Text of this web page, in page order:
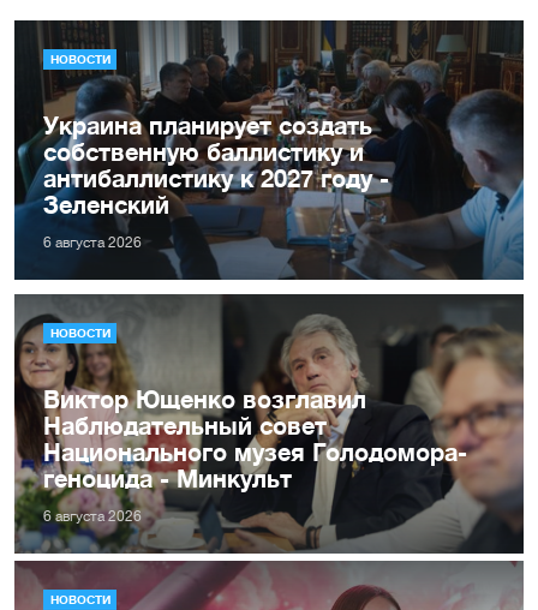
НОВОСТИ
Украина планирует создать
собственную баллистику и
антибаллистику к 2027 году -
Зеленский
6 августа 2026
НОВОСТИ
Виктор Ющенко возглавил
Наблюдательный совет
Национального музея Голодомора-
геноцида - Минкульт
6 августа 2026
НОВОСТИ